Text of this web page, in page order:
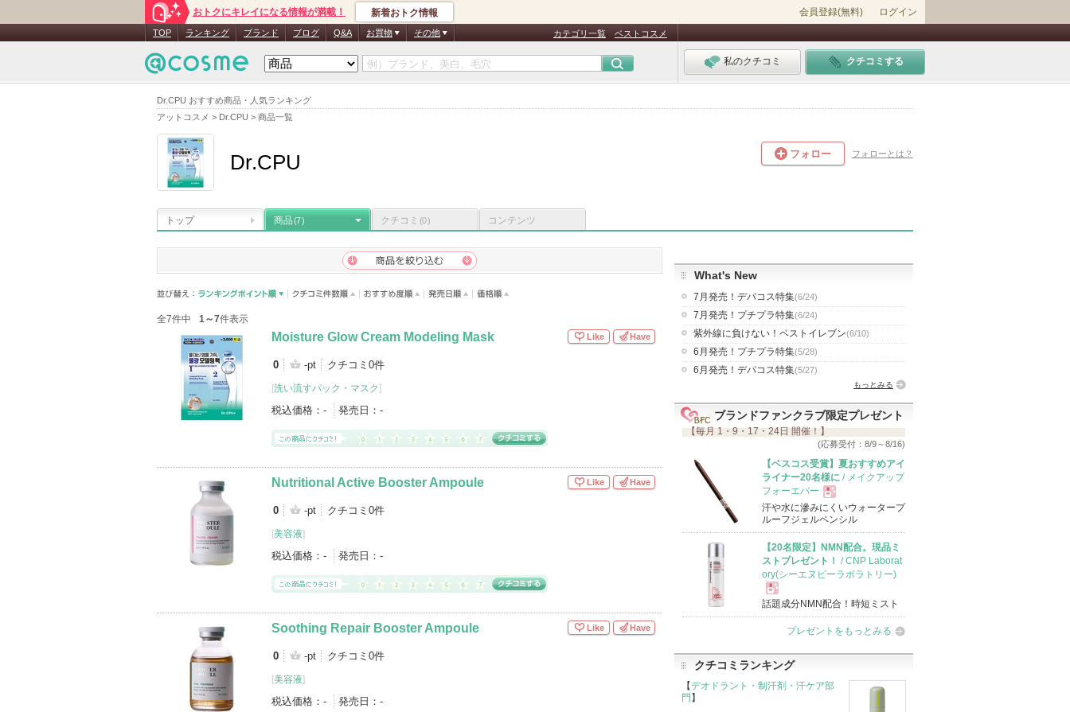
Dr.CPU おすすめ商品・人気ランキング
アットコスメ > Dr.CPU > 商品一覧
おトクにキレイになる情報が満載！ 新着おトク情報 会員登録(無料) ログイン
TOP ランキング ブランド ブログ Q&A お買物 その他 カテゴリ一覧 ベストコスメ
私のクチコミ クチコミする
Dr.CPU フォロー フォローとは？
トップ 商品(7) クチコミ (0) コンテンツ
全7件中 1～7件表示
Moisture Glow Cream Modeling Mask
0 -pt クチコミ0件
[洗い流すパック・マスク]
税込価格： - 発売日： -
Like Have
Nutritional Active Booster Ampoule
0 -pt クチコミ0件
[美容液]
税込価格： - 発売日： -
Like Have
Soothing Repair Booster Ampoule
0 -pt クチコミ0件
[美容液]
税込価格： - 発売日： -
Like Have
What's New
7月発売！デパコス特集(6/24)
7月発売！プチプラ特集(6/24)
紫外線に負けない！ベストイレブン(6/10)
6月発売！プチプラ特集(5/28)
6月発売！デパコス特集(5/27)
もっとみる
ブランドファンクラブ限定プレゼント
【毎月 1・9・17・24日 開催！】
(応募受付：8/9～8/16)
【ベスコス受賞】夏おすすめアイ
ライナー20名様に / メイクアップ
フォーエバー
現
品
汗や水に滲みにくいウォータープ
ルーフジェルペンシル
【20名限定】NMN配合。現品ミ
ストプレゼント！
/ CNP Laborat
ory(シーエヌピーラボラトリー)
現
話題成分NMN配合！時短ミスト
プレゼントをもっとみる
クチコミランキング
【デオドラント・制汗剤・汗ケア部
門】